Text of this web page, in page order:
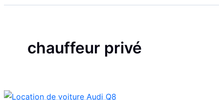
chauffeur privé